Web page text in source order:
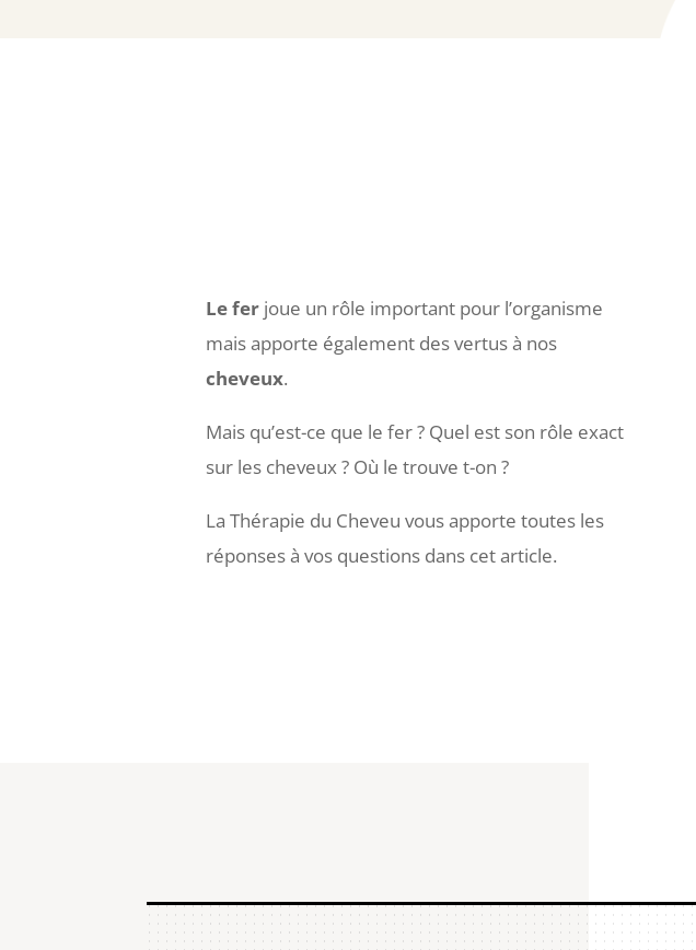
Le fer joue un rôle important pour l’organisme
mais apporte également des vertus à nos
cheveux.
Mais qu’est-ce que le fer ? Quel est son rôle exact
sur les cheveux ? Où le trouve t-on ?
La Thérapie du Cheveu vous apporte toutes les
réponses à vos questions dans cet article.